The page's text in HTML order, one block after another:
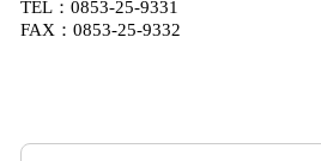
TEL：0853-25-9331
FAX：0853-25-9332